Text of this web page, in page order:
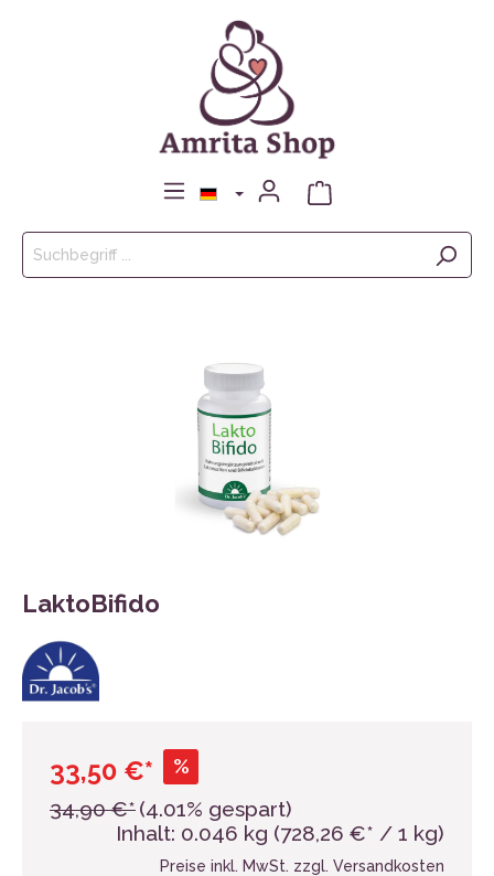
LaktoBifido
33,50 €* %
34,90 €*(4.01% gespart)
Inhalt: 0.046 kg (728,26 €* / 1 kg)
Preise inkl. MwSt. zzgl. Versandkosten